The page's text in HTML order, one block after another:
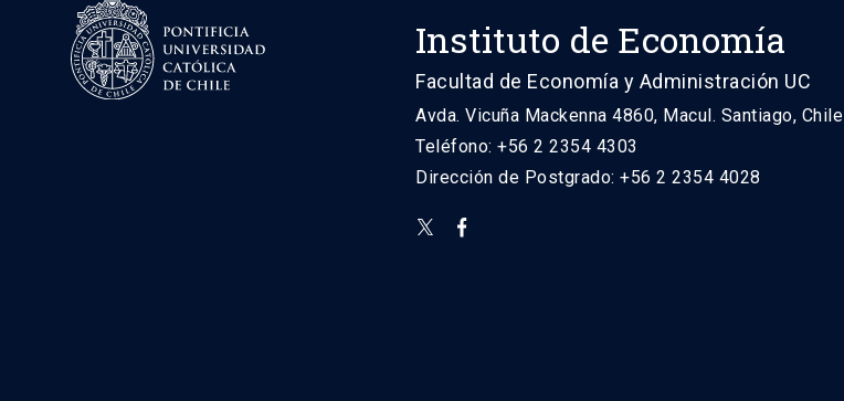
Instituto de Economía
Facultad de Economía y Administración UC
Avda. Vicuña Mackenna 4860, Macul. Santiago, Chile
Teléfono: +56 2 2354 4303
Dirección de Postgrado: +56 2 2354 4028